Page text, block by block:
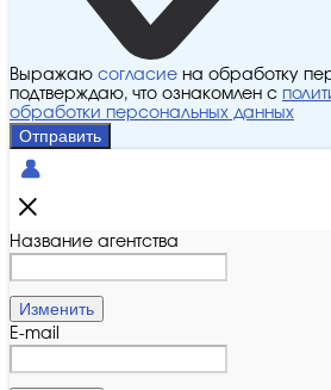
Выражаю согласие на обработку
подтверждаю, что ознакомлен с
обработки персональных данных
Отправить
Название агентства
Изменить
E-mail